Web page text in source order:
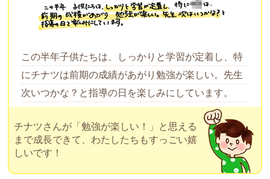
この半年子供たちは、しっかりと学習が定着し、特
にチナツは前期の成績があがり勉強が楽しい。先生
次いつかな？と指導の日を楽しみにしています。
チナツさんが「勉強が楽しい！」と思える
まで成長できて、わたしたちもすっごい嬉
しいです！